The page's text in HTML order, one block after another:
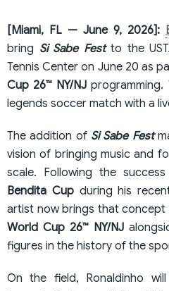
[Miami, FL — June 9, 2026]:
bring Si Sabe Festto the
Tennis Center on June 20 as
Cup 26™ NY/NJprogramming.
legends soccer match with a
The addition of Si Sabe Fest
vision of bringing music and
scale. Following the
Bendita Cupduring his
artist now brings that
World Cup 26™ NY/NJ
figures in the history of the
On the field, Ronaldinho